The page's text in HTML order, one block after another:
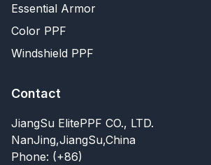
Essential Armor
Color PPF
Windshield PPF
Contact
JiangSu ElitePPF CO., LTD.
NanJing,JiangSu,China
Phone: (+86)